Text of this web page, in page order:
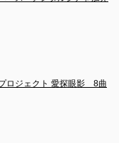
ロジェクト 愛探眼影　8曲